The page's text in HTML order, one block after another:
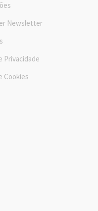
Newsletter
Privacidade
Cookies